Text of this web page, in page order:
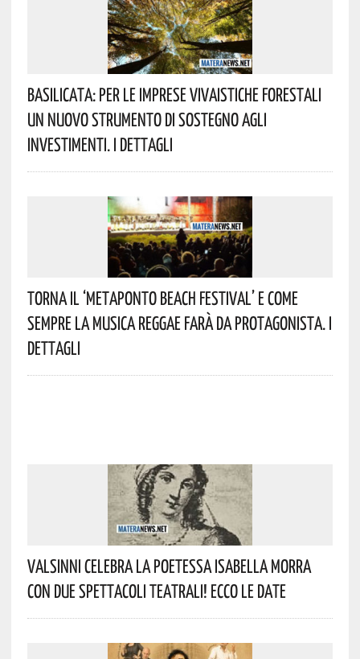
Basilicata: Per Le Imprese Vivaistiche Forestali
Un Nuovo Strumento Di Sostegno Agli
Investimenti. I Dettagli
Torna Il ‘Metaponto Beach Festival’ E Come
Sempre La Musica Reggae Farà Da Protagonista. I
Dettagli
Valsinni Celebra La Poetessa Isabella Morra
Con Due Spettacoli Teatrali! Ecco Le Date